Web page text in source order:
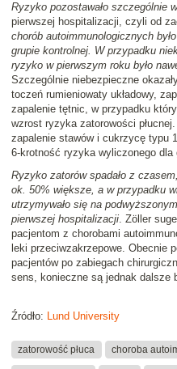
Ryzyko pozostawało szczególnie
pierwszej hospitalizacji, czyli od
chorób autoimmunologicznych
grupie kontrolnej. W przypadku
ryzyko w pierwszym roku było
Szczególnie niebezpieczne
toczeń rumieniowaty układowy,
zapalenie tętnic, w przypadku
wzrost ryzyka zatorowości
zapalenie stawów i cukrzycę typu
6-krotność ryzyka wyliczonego dla
Ryzyko zatorów spadało z
ok. 50% większe, a w przypadku
utrzymywało się na
pierwszej hospitalizacji. Zöller
pacjentom z chorobami
leki przeciwzakrzepowe. Obecnie
pacjentów po zabiegach
sens, konieczne są jednak dalsze
Źródło: Lund University
zatorowość płuca choroba